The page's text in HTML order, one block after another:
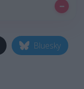
–
Bluesky